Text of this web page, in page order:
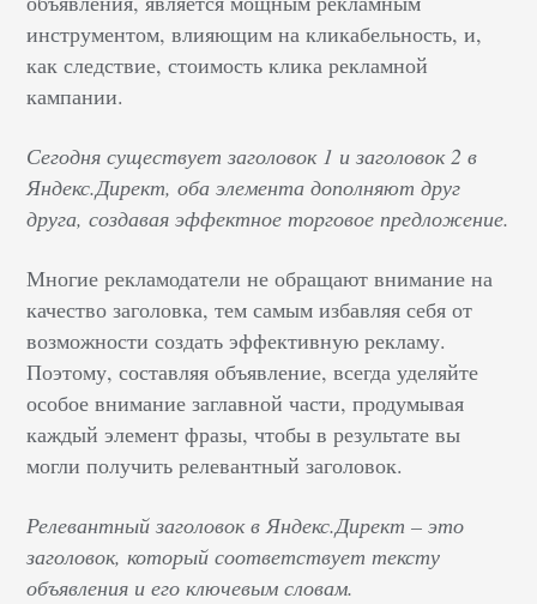
инструментом, влияющим на кликабельность, и,
как следствие, стоимость клика рекламной
кампании.
Сегодня существует заголовок 1 и заголовок 2 в
Яндекс.Директ, оба элемента дополняют друг
друга, создавая эффектное торговое предложение.
Многие рекламодатели не обращают внимание на
качество заголовка, тем самым избавляя себя от
возможности создать эффективную рекламу.
Поэтому, составляя объявление, всегда уделяйте
особое внимание заглавной части, продумывая
каждый элемент фразы, чтобы в результате вы
могли получить релевантный заголовок.
Релевантный заголовок в Яндекс.Директ – это
заголовок, который соответствует тексту
объявления и его ключевым словам.